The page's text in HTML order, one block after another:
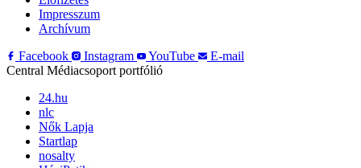
Impresszum
Archívum
Facebook
Instagram YouTube
E-mail
Central Médiacsoport portfólió
24.hu
nlc
Nők Lapja
Startlap
nosalty